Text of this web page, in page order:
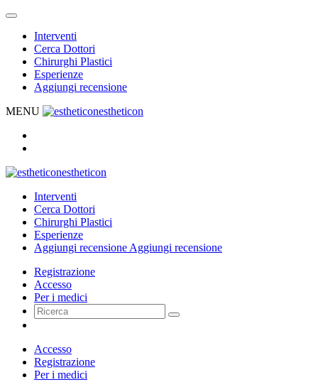
Interventi
Cerca Dottori
Chirurghi Plastici
Esperienze
Aggiungi recensione
MENU
estheticon
estheticon
Interventi
Cerca Dottori
Chirurghi Plastici
Esperienze
Aggiungi recensione Aggiungi recensione
Registrazione
Accesso
Per i medici
Accesso
Registrazione
Per i medici